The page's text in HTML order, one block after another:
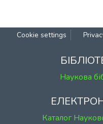
Cookie settings
Наукова
Каталог